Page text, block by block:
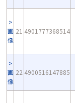
画
像
21 4901777368514
画
像
22 4900516147885